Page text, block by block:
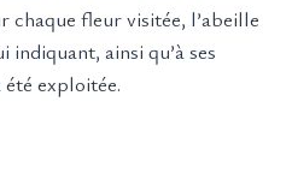
chaque fleur visitée, l’abeille
ainsi qu’à ses
exploitée.